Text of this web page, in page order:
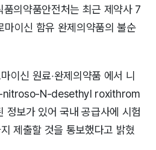
의약품안전처는 최근 제약사 7
이신 함유 완제의약품의 불순
이신 원료‧완제의약품 에서 니
nitroso-N-desethyl roxithrom
정보가 있어 국내 공급사에 시험
제출할 것을 통보했다고 밝혔